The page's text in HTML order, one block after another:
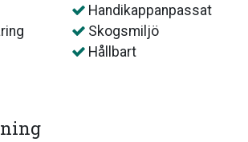
Handikappanpassat
Skogsmiljö
Hållbart